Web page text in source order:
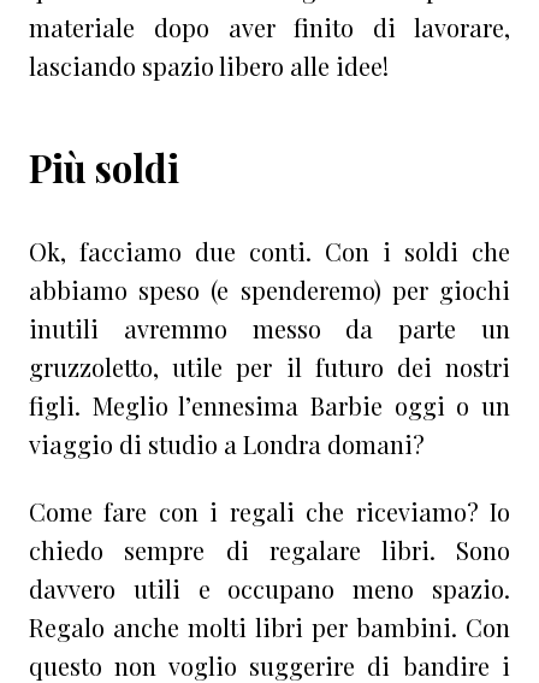
materiale dopo aver finito di lavorare,
lasciando spazio libero alle idee!
Più soldi
Ok, facciamo due conti. Con i soldi che
abbiamo speso (e spenderemo) per giochi
inutili avremmo messo da parte un
gruzzoletto, utile per il futuro dei nostri
figli. Meglio l’ennesima Barbie oggi o un
viaggio di studio a Londra domani?
Come fare con i regali che riceviamo? Io
chiedo sempre di regalare libri. Sono
davvero utili e occupano meno spazio.
Regalo anche molti libri per bambini. Con
questo non voglio suggerire di bandire i